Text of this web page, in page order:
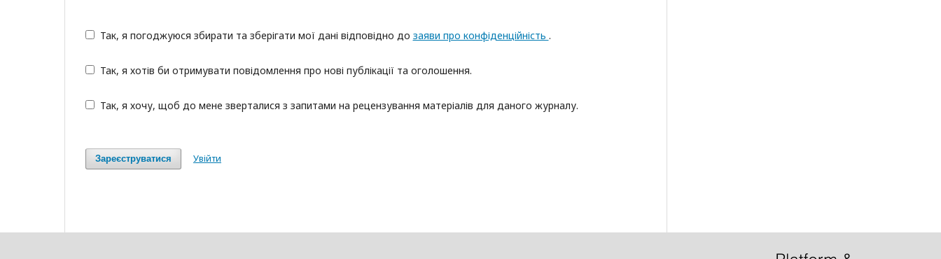
Так, я погоджуюся збирати та зберігати мої дані відповідно до заяви про конфіденційність .
Так, я хотів би отримувати повідомлення про нові публікації та оголошення.
Так, я хочу, щоб до мене зверталися з запитами на рецензування матеріалів для даного журналу.
Зареєструватися Увійти